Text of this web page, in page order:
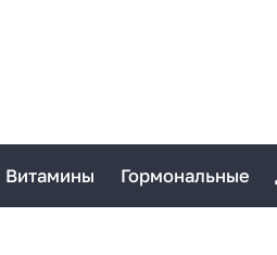
Витамины Гормональные